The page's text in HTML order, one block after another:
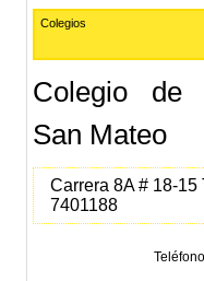
Colegios
Colegio de
San Mateo
Carrera 8A # 18-15
7401188